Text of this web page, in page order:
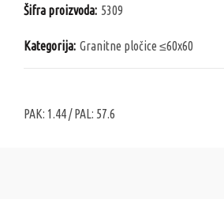
Šifra proizvoda: 5309
Kategorija: Granitne pločice ≤60x60
PAK: 1.44/ PAL: 57.6